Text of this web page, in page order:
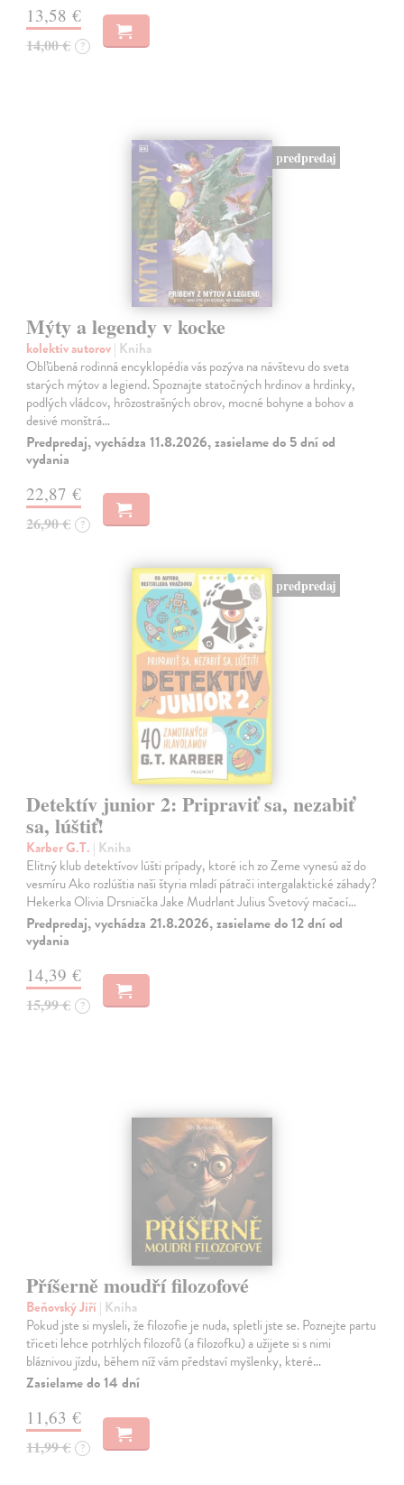
13,58 €
14,00 € ?
predpredaj
Mýty a legendy v kocke
kolektív autorov| Kniha
Obľúbená rodinná encyklopédia vás pozýva na návštevu do sveta
starých mýtov a legiend. Spoznajte statočných hrdinov a hrdinky,
podlých vládcov, hrôzostrašných obrov, mocné bohyne a bohov a
desivé monštrá…
Predpredaj, vychádza 11.8.2026, zasielame do 5 dní od
vydania
22,87 €
26,90 € ?
predpredaj
Detektív junior 2: Pripraviť sa, nezabiť
sa, lúštiť!
Karber G.T. | Kniha
Elitný klub detektívov lúšti prípady, ktoré ich zo Zeme vynesú až do
vesmíru Ako rozlúštia naši štyria mladí pátrači intergalaktické záhady?
Hekerka Olivia Drsniačka Jake Mudrlant Julius Svetový mačací…
Predpredaj, vychádza 21.8.2026, zasielame do 12 dní od
vydania
14,39 €
15,99 € ?
Příšerně moudří filozofové
Beňovský Jiří | Kniha
Pokud jste si mysleli, že filozofie je nuda, spletli jste se. Poznejte partu
třiceti lehce potrhlých filozofů (a filozofku) a užijete si s nimi
bláznivou jízdu, během níž vám představí myšlenky, které…
Zasielame do 14 dní
11,63 €
11,99 € ?